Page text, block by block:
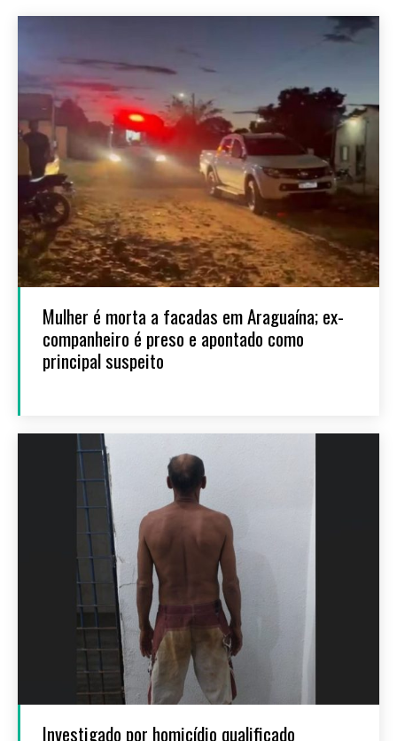
Mulher é morta a facadas em Araguaína; ex-
companheiro é preso e apontado como
principal suspeito
Investigado por homicídio qualificado